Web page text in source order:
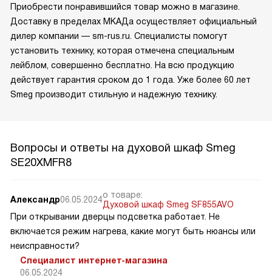
Приобрести понравившийся товар можно в магазине.
Доставку в пределах МКАДа осуществляет официальный
дилер компании — sm-rus.ru. Специалисты помогут
установить технику, которая отмечена специальным
лейблом, совершенно бесплатно. На всю продукцию
действует гарантия сроком до 1 года. Уже более 60 лет
Smeg производит стильную и надежную технику.
Вопросы и ответы на духовой шкаф Smeg
SE20XMFR8
Александр06.05.2024о товаре:
Духовой шкаф Smeg SF855AVO
При открывании дверцы подсветка работает. Не
включается режим нагрева, какие могут быть нюансы или
неисправности?
Специалист интернет-магазина
06.05.2024